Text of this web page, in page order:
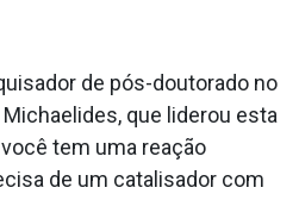
de pós-doutorado no
que liderou esta
tem uma reação
de um catalisador com